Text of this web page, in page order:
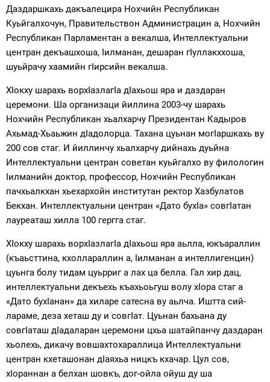
Даздаршкахь дакъалецира Нохчийн Республикан
Куьйгалхочун, Правительствон Администрацин а, Нохчийн
Республикан Парламентан а векалша, Интеллектуальни
центран декъашхоша, Iилманан, дешаран гIуллакххоша,
шуьйрачу хаамийн гIирсийн векалша.
ХIокху шарахь ворхIазлагIа дIахьош яра и даздаран
церемони. Ша организаци йиллина 2003-чу шарахь
Нохчийн Республикан хьалхарчу Президентан Кадыров
Ахьмад-Хьаьжин дIадолорца. Тахана цуьнан могIаршкахь ву
200 сов стаг. И йиллинчу хьалхарчу дийнахь дуьйна
Интеллектуальни центран советан куьйгалхо ву филологин
Iилманийн доктор, профессор, Нохчийн Республикан
пачхьалкхан хьехархойн институтан ректор Хазбулатов
Бекхан. Интеллектуальни центран «Дато бухIа» совгIатан
лауреаташ хилла 100 гергга стаг.
ХIокху шарахь ворхIазлагIа дIахьош яра аьлла, юкъараллин
(къаьсттина, кхоллараллин а, Iилманан а интеллигенцин)
цуьнга болу тидам цуьрриг а лах ца белла. Гал хир дац,
интеллектуальни декъехь къахьоьгуш волу хIора стаг а
«Дато бухIанан» да хиларе сатесна ву аьлча. Иштта сий-
лараме, деза хеташ ду и совгIат. Цуьнан бахьана ду
совгIаташ дIадаларан церемони цхьа шатайпанчу даздаран
хьолехь, дикачу вовшахтохараллица Интеллектуальни
центран кхеташонан дIаяхьа ницкъ кхачар. Цул сов,
хIораннан а белхан шовкъ, дог-ойла ойуш ду ша